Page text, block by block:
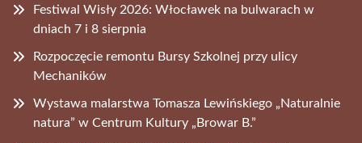
Festiwal Wisły 2026: Włocławek na bulwarach w
dniach 7 i 8 sierpnia
Rozpoczęcie remontu Bursy Szkolnej przy ulicy
Mechaników
Wystawa malarstwa Tomasza Lewińskiego „Naturalnie
natura” w Centrum Kultury „Browar B.”